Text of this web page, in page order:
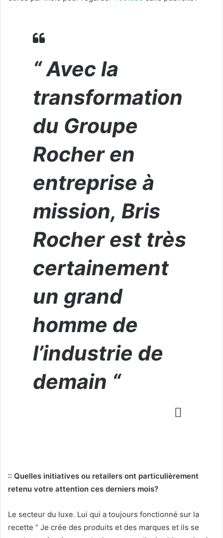
“ Avec la
transformation
du Groupe
Rocher en
entreprise à
mission, Bris
Rocher est très
certainement
un grand
homme de
l’industrie de
demain “
:: Quelles initiatives ou retailers ont particulièrement
retenu votre attention ces derniers mois?
Le secteur du luxe. Lui qui a toujours fonctionné sur la
recette “ Je crée des produits et des marques et ils se